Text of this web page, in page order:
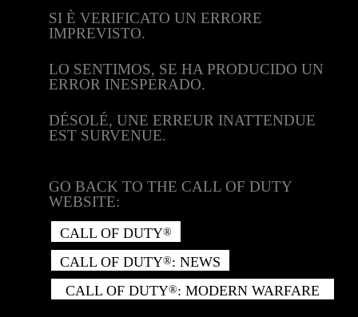
SI È VERIFICATO UN ERRORE
IMPREVISTO.
LO SENTIMOS, SE HA PRODUCIDO UN
ERROR INESPERADO.
DÉSOLÉ, UNE ERREUR INATTENDUE
EST SURVENUE.
GO BACK TO THE CALL OF DUTY
WEBSITE:
CALL OF DUTY®
CALL OF DUTY®: NEWS
CALL OF DUTY®: MODERN WARFARE